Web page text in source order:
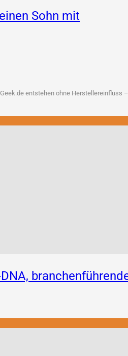
Sohn mit
ent­ste­hen ohne Her­stel­ler­ein­fluss